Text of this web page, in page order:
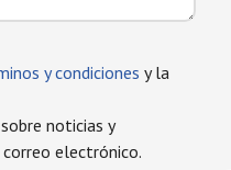
y condiciones y la
noticias y
electrónico.